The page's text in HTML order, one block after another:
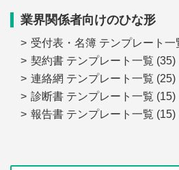
業界関係者向けのひな形
受付表・名簿 テンプレート一
契約書 テンプレート一覧 (35)
連絡網 テンプレート一覧 (25)
診断書 テンプレート一覧 (15)
報告書 テンプレート一覧 (15)